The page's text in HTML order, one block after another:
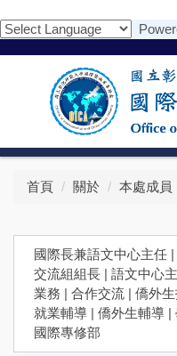
到
主
首頁 關於 本處成員
國際長兼語文中心主任
交流組組長
語文中心
業務
合作交流 僑外
就業輔導
僑外生輔導
國際專修部